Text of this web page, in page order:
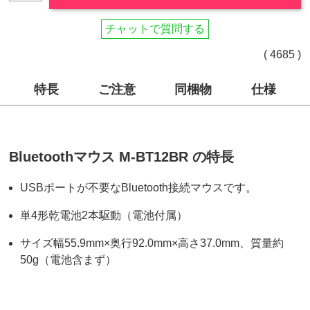
チャットで質問する
( 4685 )
特長 ご注意 同梱物 仕様
Bluetoothマウス M-BT12BR の特長
USBポートが不要なBluetooth接続マウスです。
単4形乾電池2本駆動（電池付属）
サイズ幅55.9mm×奥行92.0mm×高さ37.0mm、質量約
50g（電池含まず）